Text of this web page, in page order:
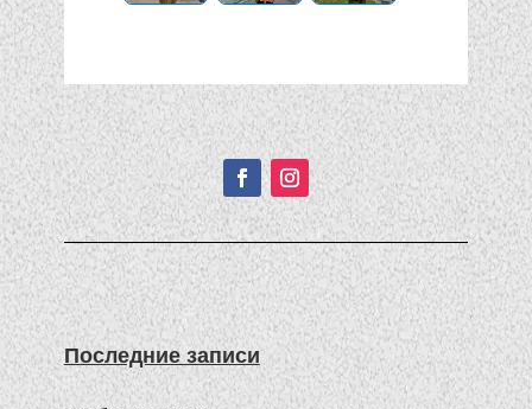
Подписывайтесь!
Последние записи